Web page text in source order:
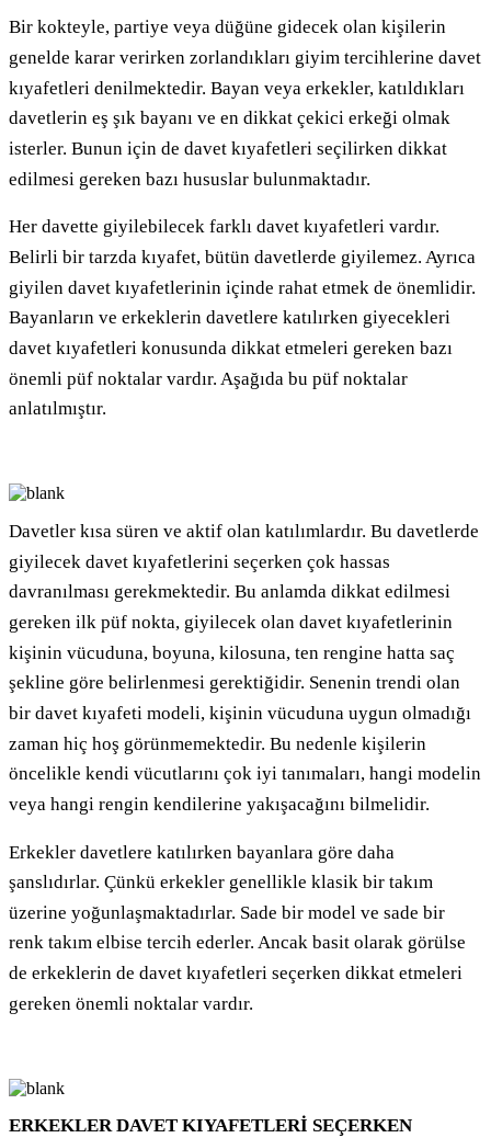
Bir kokteyle, partiye veya düğüne gidecek olan kişilerin
genelde karar verirken zorlandıkları giyim tercihlerine davet
kıyafetleri denilmektedir. Bayan veya erkekler, katıldıkları
davetlerin eş şık bayanı ve en dikkat çekici erkeği olmak
isterler. Bunun için de davet kıyafetleri seçilirken dikkat
edilmesi gereken bazı hususlar bulunmaktadır.
Her davette giyilebilecek farklı davet kıyafetleri vardır.
Belirli bir tarzda kıyafet, bütün davetlerde giyilemez. Ayrıca
giyilen davet kıyafetlerinin içinde rahat etmek de önemlidir.
Bayanların ve erkeklerin davetlere katılırken giyecekleri
davet kıyafetleri konusunda dikkat etmeleri gereken bazı
önemli püf noktalar vardır. Aşağıda bu püf noktalar
anlatılmıştır.
Davetler kısa süren ve aktif olan katılımlardır. Bu davetlerde
giyilecek davet kıyafetlerini seçerken çok hassas
davranılması gerekmektedir. Bu anlamda dikkat edilmesi
gereken ilk püf nokta, giyilecek olan davet kıyafetlerinin
kişinin vücuduna, boyuna, kilosuna, ten rengine hatta saç
şekline göre belirlenmesi gerektiğidir. Senenin trendi olan
bir davet kıyafeti modeli, kişinin vücuduna uygun olmadığı
zaman hiç hoş görünmemektedir. Bu nedenle kişilerin
öncelikle kendi vücutlarını çok iyi tanımaları, hangi modelin
veya hangi rengin kendilerine yakışacağını bilmelidir.
Erkekler davetlere katılırken bayanlara göre daha
şanslıdırlar. Çünkü erkekler genellikle klasik bir takım
üzerine yoğunlaşmaktadırlar. Sade bir model ve sade bir
renk takım elbise tercih ederler. Ancak basit olarak görülse
de erkeklerin de davet kıyafetleri seçerken dikkat etmeleri
gereken önemli noktalar vardır.
ERKEKLER DAVET KIYAFETLERİ SEÇERKEN